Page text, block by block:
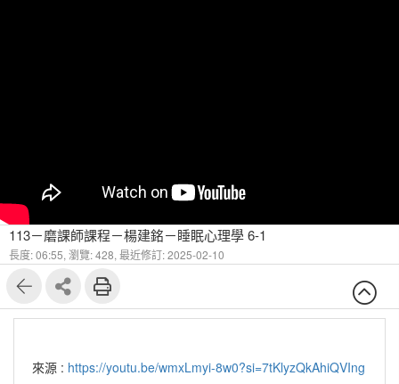
113－磨課師課程－楊建銘－睡眠心理學 6-1
長度: 06:55, 瀏覽: 428, 最近修訂: 2025-02-10
來源 : https://youtu.be/wmxLmyi-8w0?si=7tKlyzQkAhiQVIng